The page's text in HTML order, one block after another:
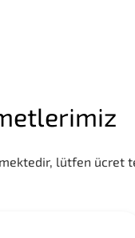
lütfen ücret